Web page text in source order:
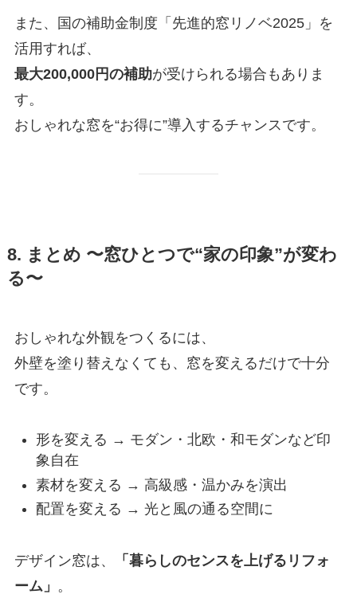
また、国の補助金制度「先進的窓リノベ2025」を
活用すれば、
最大200,000円の補助が受けられる場合もありま
す。
おしゃれな窓を“お得に”導入するチャンスです。
8. まとめ 〜窓ひとつで“家の印象”が変わ
る〜
おしゃれな外観をつくるには、
外壁を塗り替えなくても、窓を変えるだけで十分
です。
形を変える → モダン・北欧・和モダンなど印
象自在
素材を変える → 高級感・温かみを演出
配置を変える → 光と風の通る空間に
デザイン窓は、
「暮らしのセンスを上げるリフォ
ーム」 。